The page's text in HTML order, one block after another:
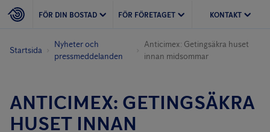
FÖR DIN BOSTAD FÖR FÖRETAGET KONTAKT
Startsida
Nyheter och
pressmeddelanden
Anticimex: Getingsäkra huset
innan midsommar
ANTICIMEX: GETINGSÄKRA
HUSET INNAN